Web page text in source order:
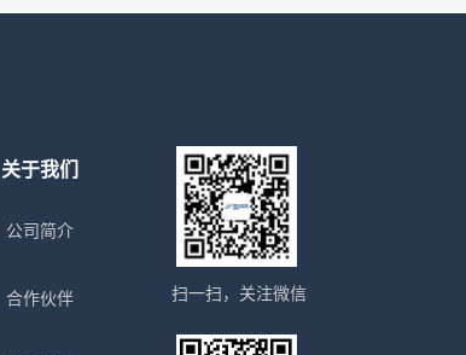
关于我们
公司简介
合作伙伴 扫一扫，关注微信